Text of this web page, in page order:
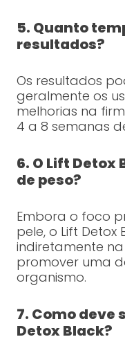
5. Quanto
resultados?
Os resultados
geralmente os
melhorias na
4 a 8 semanas
6. O Lift Detox
de peso?
Embora o foco
pele, o Lift Detox
indiretamente
promover uma
organismo.
7. Como deve
Detox Black?